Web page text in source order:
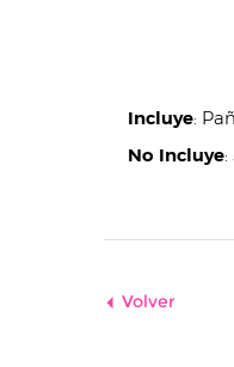
Incluye:
No Incluye:
Volver